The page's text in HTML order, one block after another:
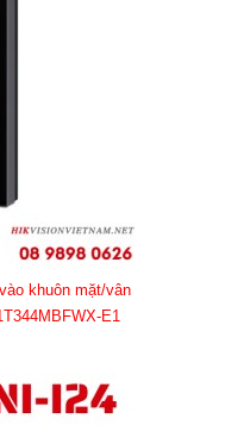
khuôn mặt/vân
E1